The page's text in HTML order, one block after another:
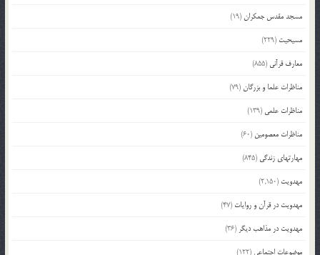
مسجد مقدس جمکران(19)
مسیحیت (229)
معارف قرآنی (855)
مناظرات علما و بزرگان(79)
مناظرات علمی (139)
مناظرات معصومین (60)
مهارتهای زندگی (845)
مهدویت (2,150)
مهدویت در قرآن و روایات (47)
مهدویت در مذاهب دیگر (36)
موضوعات اجتماعی (122)